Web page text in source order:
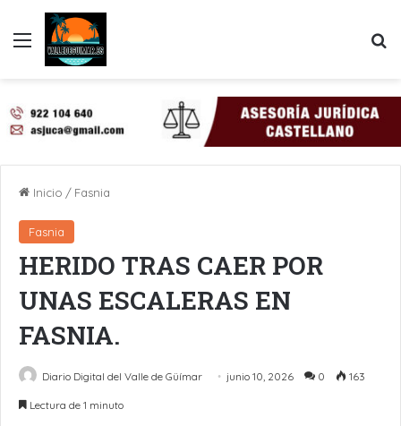
Menú
Inicio / Fasnia
Fasnia
HERIDO TRAS CAER POR
UNAS ESCALERAS EN
FASNIA.
Diario Digital del Valle de Güímar junio 10, 2026 0 163
Lectura de 1 minuto